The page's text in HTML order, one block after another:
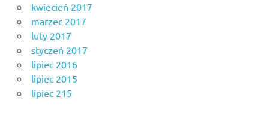
kwiecień 2017
marzec 2017
luty 2017
styczeń 2017
lipiec 2016
lipiec 2015
lipiec 215